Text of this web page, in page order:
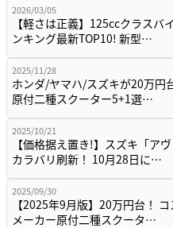
2026/03/05
【軽さは正義】125ccクラスバ
ンキング最新TOP10! 新型…
2025/11/28
ホンダ/ヤマハ/スズキが20万円
原付二種スクーター5+1選…
2025/10/21
【価格据え置き!】スズキ「ア
カラバリ刷新！ 10月28日に…
2025/09/30
【2025年9月版】20万円台！
メーカー原付二種スクータ…